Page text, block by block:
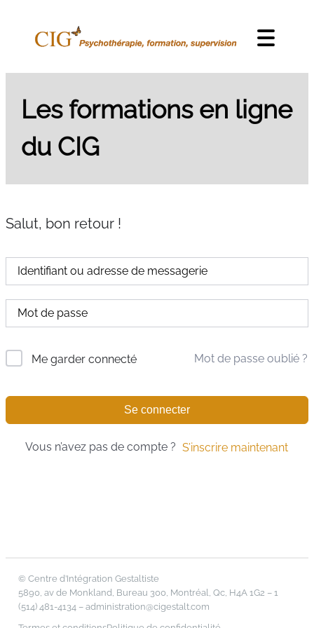
Menu
Les formations en ligne
du CIG
Salut, bon retour !
Me garder connecté Mot de passe oublié ?
Se connecter
Vous n’avez pas de compte ? S’inscrire maintenant
© Centre d’Intégration Gestaltiste
5890, av de Monkland, Bureau 300, Montréal, Qc, H4A 1G2 – 1
(514) 481-4134 –administration@cigestalt.com